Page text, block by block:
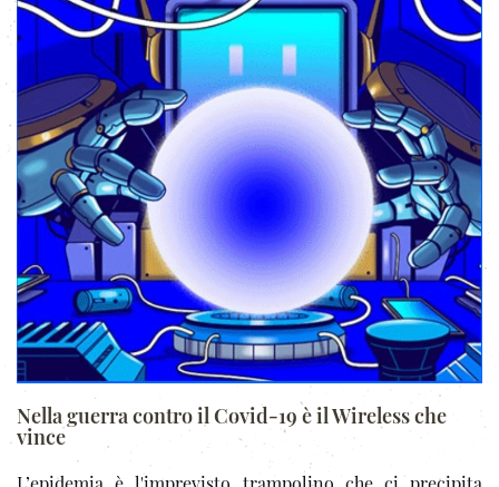
Nella guerra contro il Covid-19 è il Wireless che
vince